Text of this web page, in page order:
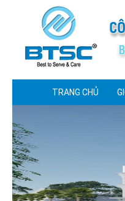
TRANG CHỦ